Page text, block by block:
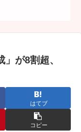
が8割超、
はてブ
コピー